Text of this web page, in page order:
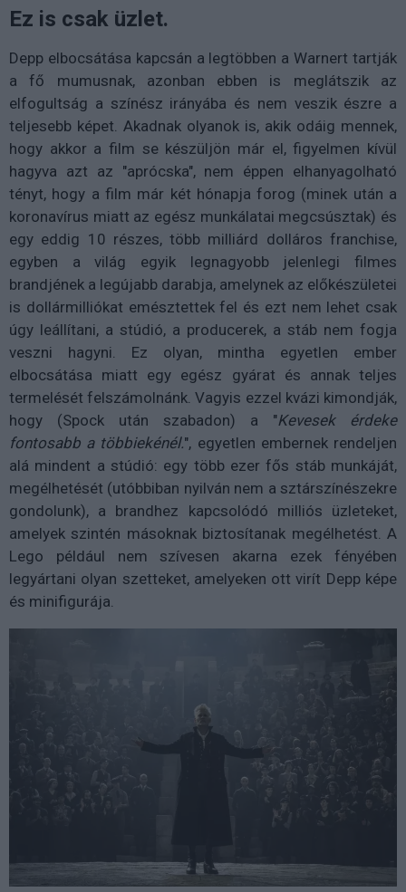
Ez is csak üzlet.
Depp elbocsátása kapcsán a legtöbben a Warnert tartják
a fő mumusnak, azonban ebben is meglátszik az
elfogultság a színész irányába és nem veszik észre a
teljesebb képet. Akadnak olyanok is, akik odáig mennek,
hogy akkor a film se készüljön már el, figyelmen kívül
hagyva azt az "aprócska", nem éppen elhanyagolható
tényt, hogy a film már két hónapja forog (minek után a
koronavírus miatt az egész munkálatai megcsúsztak) és
egy eddig 10 részes, több milliárd dolláros franchise,
egyben a világ egyik legnagyobb jelenlegi filmes
brandjének a legújabb darabja, amelynek az előkészületei
is dollármilliókat emésztettek fel és ezt nem lehet csak
úgy leállítani, a stúdió, a producerek, a stáb nem fogja
veszni hagyni. Ez olyan, mintha egyetlen ember
elbocsátása miatt egy egész gyárat és annak teljes
termelését felszámolnánk. Vagyis ezzel kvázi kimondják,
hogy (Spock után szabadon) a "Kevesek érdeke
fontosabb a többiekénél.", egyetlen embernek rendeljen
alá mindent a stúdió: egy több ezer fős stáb munkáját,
megélhetését (utóbbiban nyilván nem a sztárszínészekre
gondolunk), a brandhez kapcsolódó milliós üzleteket,
amelyek szintén másoknak biztosítanak megélhetést. A
Lego például nem szívesen akarna ezek fényében
legyártani olyan szetteket, amelyeken ott virít Depp képe
és minifigurája.